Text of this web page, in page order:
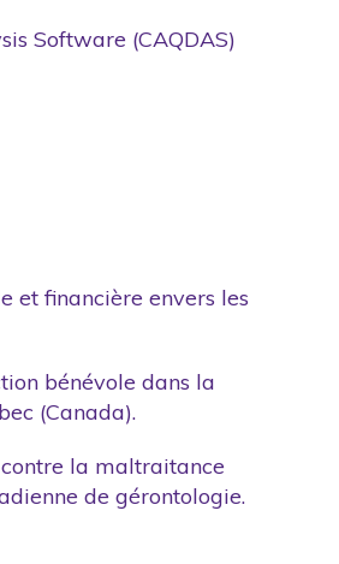
Software (CAQDAS)
et financière envers les
bénévole dans la
(Canada).
contre la maltraitance
de gérontologie.